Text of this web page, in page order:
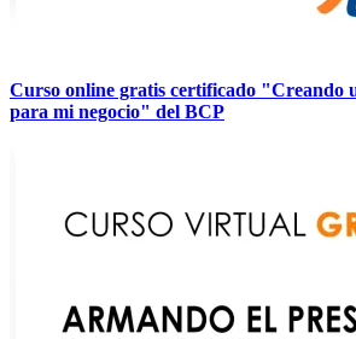
Curso online gratis certificado "Creando
para mi negocio" del BCP